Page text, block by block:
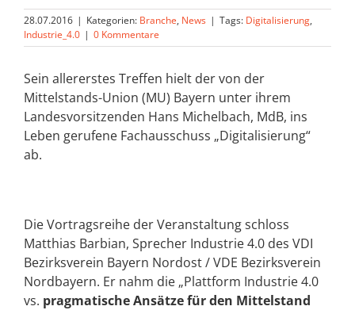
28.07.2016 | Kategorien: Branche, News | Tags: Digitalisierung,
Industrie_4.0 | 0 Kommentare
Sein allererstes Treffen hielt der von der
Mittelstands-Union (MU) Bayern unter ihrem
Landesvorsitzenden Hans Michelbach, MdB, ins
Leben gerufene Fachausschuss „Digitalisierung“
ab.
Die Vortragsreihe der Veranstaltung schloss
Matthias Barbian, Sprecher Industrie 4.0 des VDI
Bezirksverein Bayern Nordost / VDE Bezirksverein
Nordbayern. Er nahm die „Plattform Industrie 4.0
vs. pragmatische Ansätze für den Mittelstand